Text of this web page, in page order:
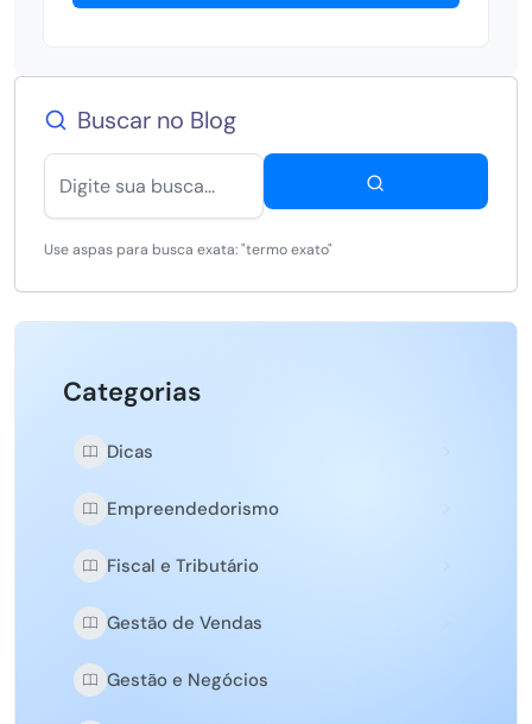
Buscar no Blog
Use aspas para busca exata: "termo exato"
Categorias
Dicas
Empreendedorismo
Fiscal e Tributário
Gestão de Vendas
Gestão e Negócios